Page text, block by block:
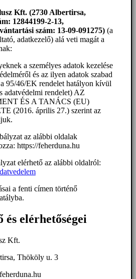
Kft. (2730 Albertirsa,
12844199-2-13,
szám: 13-09-091275) (a
adatkezelő) alá veti magát a
a személyes adatok kezelése
és az ilyen adatok szabad
95/46/EK rendelet hatályon kívül
adatvédelmi rendelet) AZ
ÉS A TANÁCS (EU)
(2016. április 27.) szerint az
az alábbi oldalak
https://feherduna.hu
elérhető az alábbi oldalról:
a fenti címen történő
és elérhetőségei
Kft.
Thököly u. 3